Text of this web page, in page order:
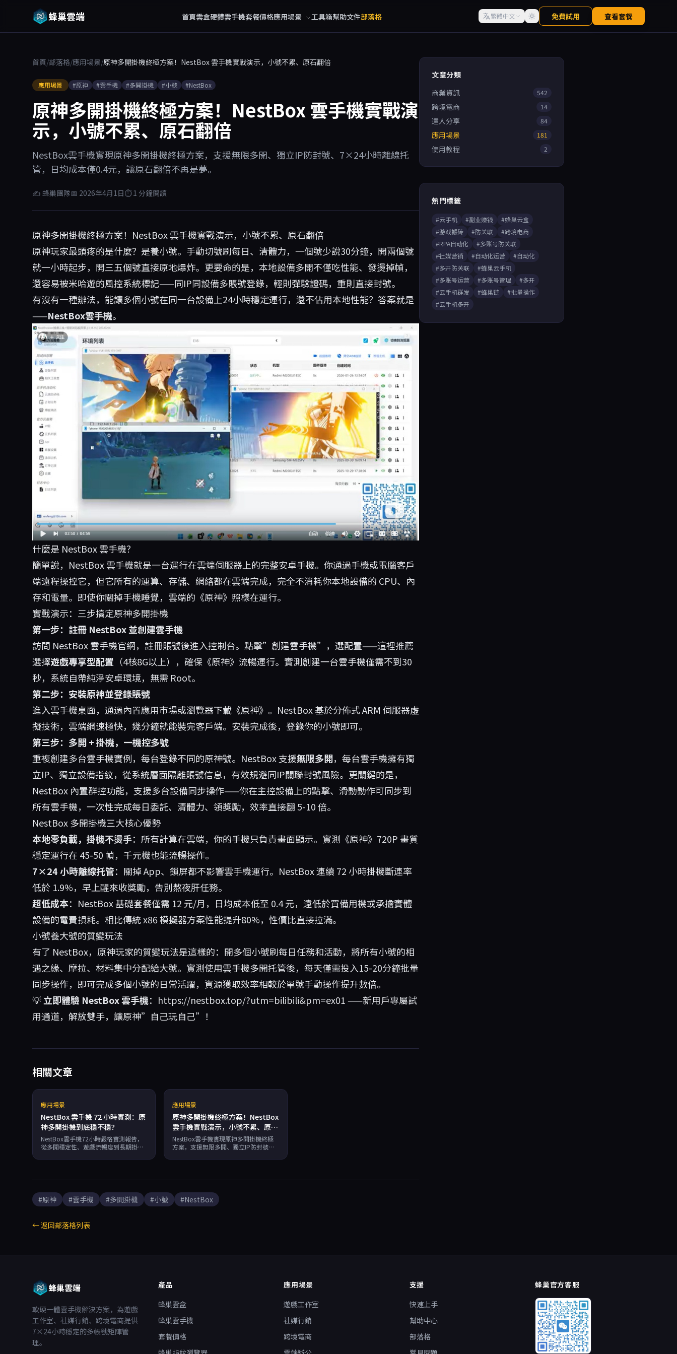
蜂巢雲端 首頁雲盒硬體雲手機套餐價格應用場景 工具箱幫助文件部落格 繁體中文 免費試用 查看套餐
首頁/部落格/應用場景/原神多開掛機終極方案！NestBox 雲手機實戰演示，小號不累、原石翻倍
應用場景 #原神 #雲手機 #多開掛機 #小號 #NestBox
原神多開掛機終極方案！NestBox 雲手機實戰演
示，小號不累、原石翻倍
NestBox雲手機實現原神多開掛機終極方案，支援無限多開、獨立IP防封號、7×24小時離線托
管，日均成本僅0.4元，讓原石翻倍不再是夢。
✍ 蜂巢團隊📅 2026年4月1日⏱ 1 分鐘閱讀
原神多開掛機終極方案！NestBox 雲手機實戰演示，小號不累、原石翻倍
原神玩家最頭疼的是什麼？是養小號。手動切號刷每日、清體力，一個號少說30分鐘，開兩個號
就一小時起步，開三五個號直接原地爆炸。更要命的是，本地設備多開不僅吃性能、發燙掉幀，
還容易被米哈遊的風控系統標記——同IP同設備多賬號登錄，輕則彈驗證碼，重則直接封號。
有沒有一種辦法，能讓多個小號在同一台設備上24小時穩定運行，還不佔用本地性能？答案就是
——NestBox雲手機。
什麼是 NestBox 雲手機？
簡單說，NestBox 雲手機就是一台運行在雲端伺服器上的完整安卓手機。你通過手機或電腦客戶
端遠程操控它，但它所有的運算、存儲、網絡都在雲端完成，完全不消耗你本地設備的 CPU、內
存和電量。即使你關掉手機睡覺，雲端的《原神》照樣在運行。
實戰演示：三步搞定原神多開掛機
第一步：註冊 NestBox 並創建雲手機
訪問 NestBox 雲手機官網，註冊賬號後進入控制台。點擊”創建雲手機”，選配置——這裡推薦
選擇遊戲專享型配置 （4核8G以上），確保《原神》流暢運行。實測創建一台雲手機僅需不到30
秒，系統自帶純淨安卓環境，無需 Root。
第二步：安裝原神並登錄賬號
進入雲手機桌面，通過內置應用市場或瀏覽器下載《原神》。NestBox 基於分佈式 ARM 伺服器虛
擬技術，雲端網速極快，幾分鐘就能裝完客戶端。安裝完成後，登錄你的小號即可。
第三步：多開 + 掛機，一機控多號
重複創建多台雲手機實例，每台登錄不同的原神號。NestBox 支援無限多開，每台雲手機擁有獨
立IP、獨立設備指紋，從系統層面隔離賬號信息，有效規避同IP關聯封號風險。更關鍵的是，
NestBox 內置群控功能，支援多台設備同步操作——你在主控設備上的點擊、滑動動作可同步到
所有雲手機，一次性完成每日委託、清體力、領獎勵，效率直接翻 5-10 倍。
NestBox 多開掛機三大核心優勢
本地零負載，掛機不燙手：所有計算在雲端，你的手機只負責畫面顯示。實測《原神》720P 畫質
穩定運行在 45-50 幀，千元機也能流暢操作。
7×24 小時離線托管：關掉 App、鎖屏都不影響雲手機運行。NestBox 連續 72 小時掛機斷連率
低於 1.9%，早上醒來收獎勵，告別熬夜肝任務。
超低成本：NestBox 基礎套餐僅需 12 元/月，日均成本低至 0.4 元，遠低於買備用機或承擔實體
設備的電費損耗。相比傳統 x86 模擬器方案性能提升80%，性價比直接拉滿。
小號養大號的質變玩法
有了 NestBox，原神玩家的質變玩法是這樣的：開多個小號刷每日任務和活動，將所有小號的相
遇之緣、摩拉、材料集中分配給大號。實測使用雲手機多開托管後，每天僅需投入15-20分鐘批量
同步操作，即可完成多個小號的日常活躍，資源獲取效率相較於單號手動操作提升數倍。
💡立即體驗 NestBox 雲手機： https://nestbox.top/?utm=bilibili&pm=ex01 ——新用戶專屬試
用通道，解放雙手，讓原神”自己玩自己”！
相關文章
應用場景
NestBox 雲手機 72 小時實測：原
神多開掛機到底穩不穩？
NestBox雲手機72小時嚴格實測報告，
從多開穩定性、遊戲流暢度到長期掛機
應用場景
原神多開掛機終極方案！NestBox
雲手機實戰演示，小號不累、原石
翻倍
NestBox雲手機實現原神多開掛機終極
方案，支援無限多開、獨立IP防封號、
#原神 #雲手機 #多開掛機 #小號 #NestBox
← 返回部落格列表
文章分類
商業資訊
542
跨境電商 14
達人分享 84
應用場景 181
使用教程 2
熱門標籤
#云手机 #副业赚钱
#蜂巢云盒
#游戏搬砖
#防关联
#跨境电商
#RPA自动化
#多账号防关联
#社媒营销
#自动化运营
#自动化
#多开防关联
#蜂巢云手机
#多账号运营
#多账号管理
#多开
#云手机群发
#蜂巢链
#批量操作
#云手机多开
蜂巢雲端
軟硬一體雲手機解決方案，為遊戲
工作室、社媒行銷、跨境電商提供
7×24小時穩定的多帳號矩陣管
理。
產品
蜂巢雲盒
蜂巢雲手機
套餐價格
應用場景
遊戲工作室
社媒行銷
跨境電商
支援
快速上手
幫助中心
部落格
蜂巢官方客服